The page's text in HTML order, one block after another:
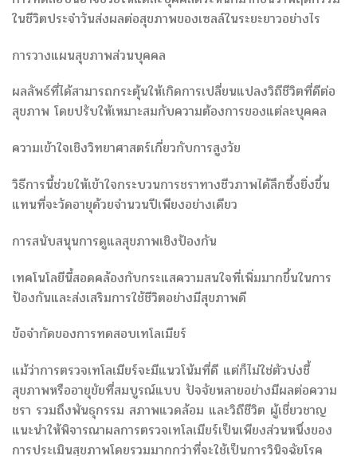
ในชีวิตประจำวันส่งผลต่อสุขภาพของเซลล์ในระยะยาวอย่างไร
การวางแผนสุขภาพส่วนบุคคล
ผลลัพธ์ที่ได้สามารถกระตุ้นให้เกิดการเปลี่ยนแปลงวิถีชีวิตที่ดีต่อ
สุขภาพ โดยปรับให้เหมาะสมกับความต้องการของแต่ละบุคคล
ความเข้าใจเชิงวิทยาศาสตร์เกี่ยวกับการสูงวัย
วิธีการนี้ช่วยให้เข้าใจกระบวนการชราทางชีวภาพได้ลึกซึ้งยิ่งขึ้น
แทนที่จะวัดอายุด้วยจำนวนปีเพียงอย่างเดียว
การสนับสนุนการดูแลสุขภาพเชิงป้องกัน
เทคโนโลยีนี้สอดคล้องกับกระแสความสนใจที่เพิ่มมากขึ้นในการ
ป้องกันและส่งเสริมการใช้ชีวิตอย่างมีสุขภาพดี
ข้อจำกัดของการทดสอบเทโลเมียร์
แม้ว่าการตรวจเทโลเมียร์จะมีแนวโน้มที่ดี แต่ก็ไม่ใช่ตัวบ่งชี้
สุขภาพหรืออายุขัยที่สมบูรณ์แบบ ปัจจัยหลายอย่างมีผลต่อความ
ชรา รวมถึงพันธุกรรม สภาพแวดล้อม และวิถีชีวิต ผู้เชี่ยวชาญ
แนะนำให้พิจารณาผลการตรวจเทโลเมียร์เป็นเพียงส่วนหนึ่งของ
การประเมินสุขภาพโดยรวมมากกว่าที่จะใช้เป็นการวินิจฉัยโรค